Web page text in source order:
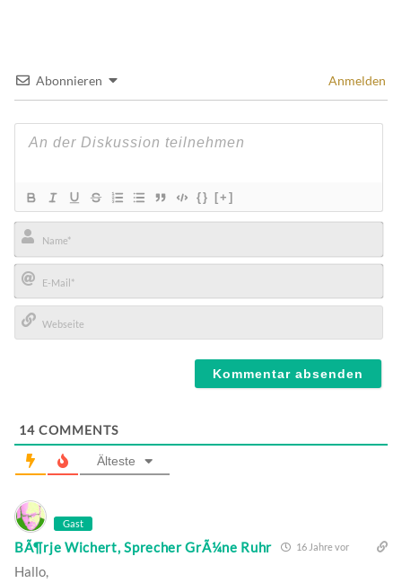
Abonnieren Anmelden
{} [+]
Name*
E-
Mail*
14 COMMENTS
Älteste
Gast
BÃ¶rje Wichert, Sprecher GrÃ¼ne Ruhr 16 Jahre vor
Hallo,